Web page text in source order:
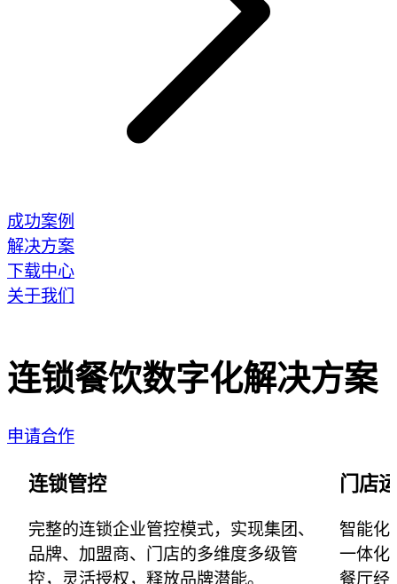
成功案例
解决方案
下载中心
关于我们
连锁餐饮数字化解决方案
申请合作
连锁管控
完整的连锁企业管控模式，实现集团、
品牌、加盟商、门店的多维度多级管
控，灵活授权，释放品牌潜能。
门店
智能化
一体化
餐厅经